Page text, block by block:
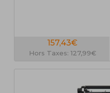
157,43€
Hors Taxes: 127,99€